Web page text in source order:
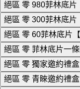
絕區 零 980菲林底片
絕區 零 300菲林底片
絕區 零 60菲林底片【
絕區 零 菲林底片
絕區 零 獨家邀約禮盒
絕區 零 青睞邀約